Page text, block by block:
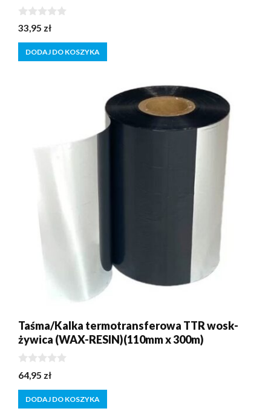
0
z
5
33,95 zł
DODAJ DO KOSZYKA
Taśma/Kalka termotransferowa TTR wosk-
żywica (WAX-RESIN)(110mm x 300m)
0
z
5
64,95 zł
DODAJ DO KOSZYKA